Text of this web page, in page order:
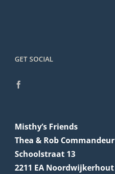
GET SOCIAL
Misthy’s Friends
Thea & Rob Commandeur
Schoolstraat 13
2211 EA Noordwijkerhout